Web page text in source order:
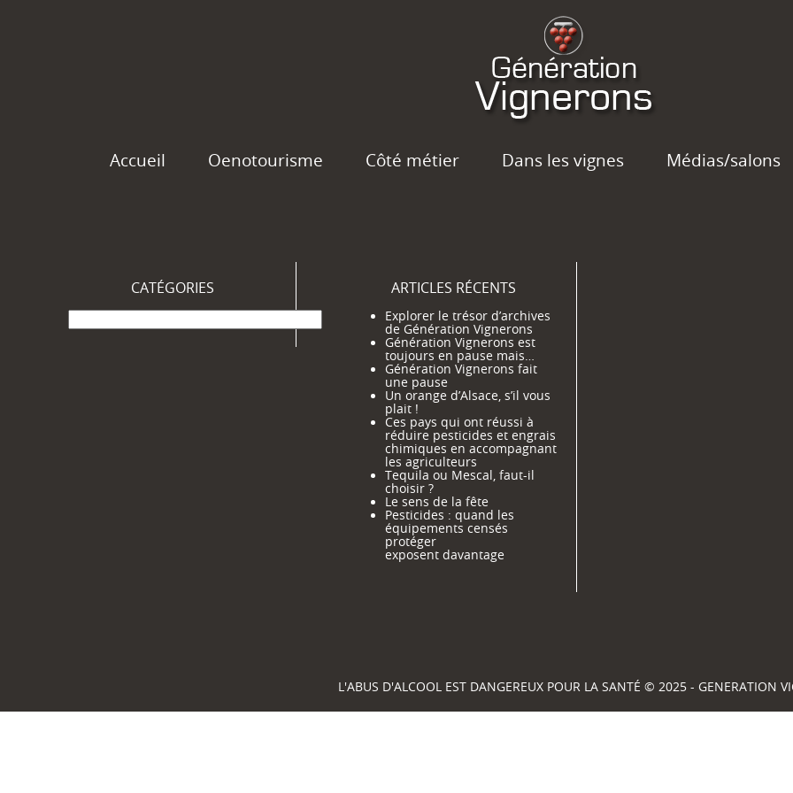
Accueil Oenotourisme Côté métier Dans les vignes Médias/salons
CATÉGORIES
Catégories
ARTICLES RÉCENTS
Explorer le trésor d’archives
de Génération Vignerons
Génération Vignerons est
toujours en pause mais…
Génération Vignerons fait
une pause
Un orange d’Alsace, s’il vous
plait !
Ces pays qui ont réussi à
réduire pesticides et engrais
chimiques en accompagnant
les agriculteurs
Tequila ou Mescal, faut-il
choisir ?
Le sens de la fête
Pesticides : quand les
équipements censés
protéger
exposent davantage
L'ABUS D'ALCOOL EST DANGEREUX POUR LA SANTÉ © 2025 - GENERATION